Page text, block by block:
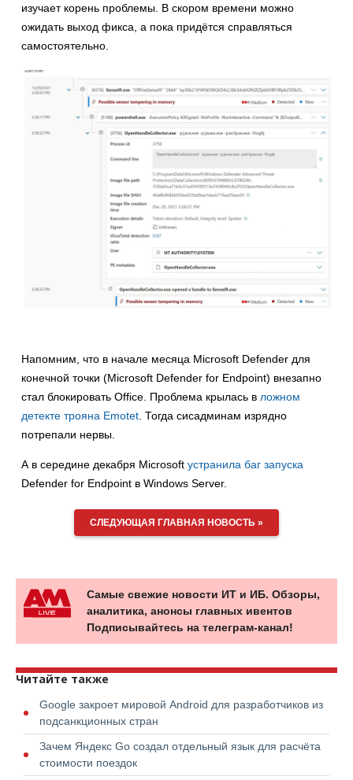
изучает корень проблемы. В скором времени можно
ожидать выход фикса, а пока придётся справляться
самостоятельно.
Напомним, что в начале месяца Microsoft Defender для
конечной точки (Microsoft Defender for Endpoint) внезапно
стал блокировать Office. Проблема крылась в ложном
детекте трояна Emotet . Тогда сисадминам изрядно
потрепали нервы.
А в середине декабря Microsoft устранила баг запуска
Defender for Endpoint в Windows Server.
СЛЕДУЮЩАЯ ГЛАВНАЯ НОВОСТЬ »
Самые свежие новости ИТ и ИБ. Обзоры,
аналитика, анонсы главных ивентов
Подписывайтесь на телеграм-канал!
Читайте также
Google закроет мировой Android для разработчиков из
подсанкционных стран
Зачем Яндекс Go создал отдельный язык для расчёта
стоимости поездок